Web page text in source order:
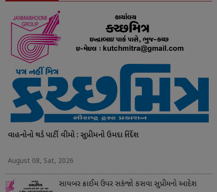
વાહનોનો થર્ડ પાર્ટી વીમો : સુપ્રીમનો ઉમદા નિર્દેશ
August 08, Sat, 2026
સાયબર ક્રાઈમ ઉપર સકંજો કસવા સુપ્રીમનો આદેશ